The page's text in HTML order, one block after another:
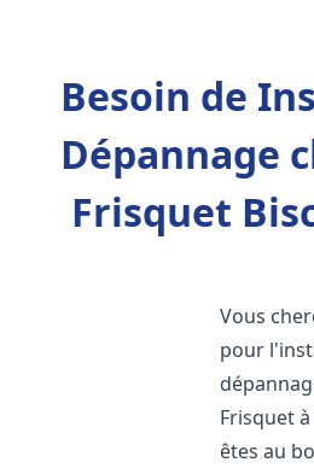
Besoin de
Dépannage
Frisquet
Vous
pour
Frisquet à
êtes au